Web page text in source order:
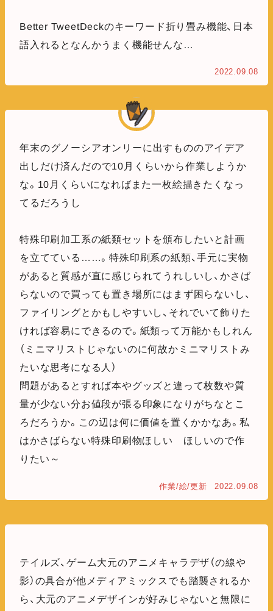
Better TweetDeckのキーワード折り畳み機能、日本
語入れるとなんかうまく機能せんな…
2022.09.08
年末のグノーシアオンリーに出すもののアイデア
出しだけ済んだので10月くらいから作業しようか
な。10月くらいになればまた一枚絵描きたくなっ
てるだろうし
特殊印刷加工系の紙類セットを頒布したいと計画
を立てている……。特殊印刷系の紙類、手元に実物
があると質感が直に感じられてうれしいし、かさば
らないので買っても置き場所にはまず困らないし、
ファイリングとかもしやすいし、それでいて飾りた
ければ容易にできるので。紙類って万能かもしれん
（ミニマリストじゃないのに何故かミニマリストみ
たいな思考になる人）
問題があるとすれば本やグッズと違って枚数や質
量が少ない分お値段が張る印象になりがちなとこ
ろだろうか。この辺は何に価値を置くかかなあ。私
はかさばらない特殊印刷物ほしい ほしいので作
りたい～
作業/絵/更新 2022.09.08
テイルズ、ゲーム大元のアニメキャラデザ（の線や
影）の具合が他メディアミックスでも踏襲されるか
ら、大元のアニメデザインが好みじゃないと無限に